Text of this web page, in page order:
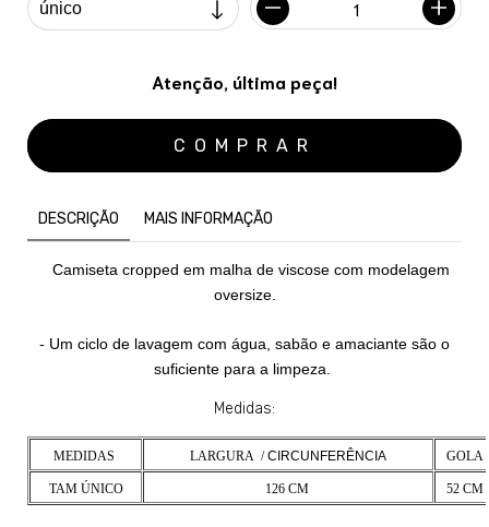
Atenção, última peça!
DESCRIÇÃO MAIS INFORMAÇÃO
Camiseta cropped em malha de viscose com modelagem
oversize.
- Um ciclo de lavagem com água, sabão e amaciante são o
suficiente para a limpeza.
Medidas:
MEDIDAS LARGURA /CIRCUNFERÊNCIA GOLA
TAM ÚNICO 126 CM 52 CM